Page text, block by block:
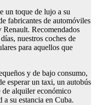
un toque de lujo a su
fabricantes de automóviles
Recomendados
nuestros coches de
para aquellos que
y de bajo consumo,
esperar un taxi, un autobús
alquiler económico
su estancia en Cuba.